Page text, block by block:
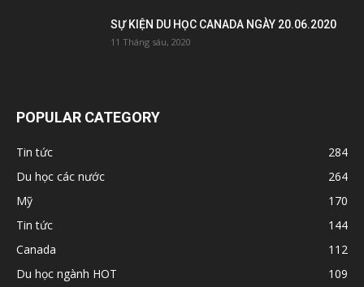
SỰ KIỆN DU HỌC CANADA NGÀY 20.06.2020
11 Tháng sáu, 2020
POPULAR CATEGORY
Tin tức
284
Du học các nước
264
Mỹ
170
Tin tức
144
Canada
112
Du học ngành HOT
109